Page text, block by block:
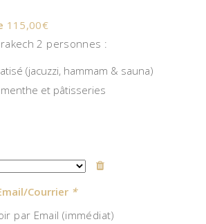
115,00€
2 personnes :
(jacuzzi, hammam & sauna)
menthe et pâtisseries
Courrier *
par Email (immédiat)